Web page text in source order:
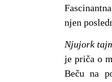
njen
Njujork
je priča o
Beču na